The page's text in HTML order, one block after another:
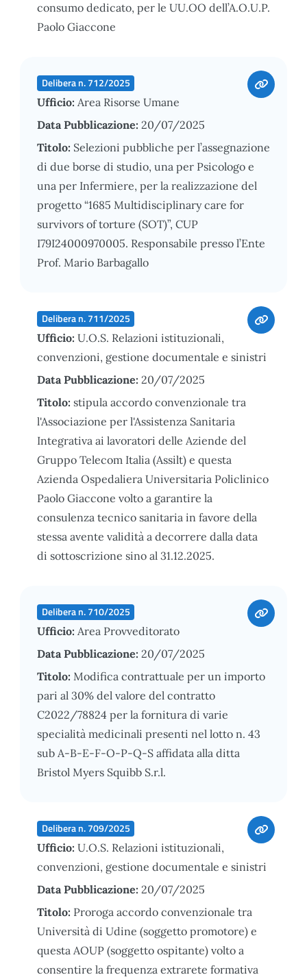
consumo dedicato, per le UU.OO dell’A.O.U.P.
Paolo Giaccone
Delibera n. 712/2025
Ufficio: Area Risorse Umane
Data Pubblicazione: 20/07/2025
Titolo: Selezioni pubbliche per l’assegnazione
di due borse di studio, una per Psicologo e
una per Infermiere, per la realizzazione del
progetto “1685 Multidisciplinary care for
survivors of torture (SOT)”, CUP
I79I24000970005. Responsabile presso l’Ente
Prof. Mario Barbagallo
Delibera n. 711/2025
Ufficio: U.O.S. Relazioni istituzionali,
convenzioni, gestione documentale e sinistri
Data Pubblicazione: 20/07/2025
Titolo: stipula accordo convenzionale tra
l'Associazione per l'Assistenza Sanitaria
Integrativa ai lavoratori delle Aziende del
Gruppo Telecom Italia (Assilt) e questa
Azienda Ospedaliera Universitaria Policlinico
Paolo Giaccone volto a garantire la
consulenza tecnico sanitaria in favore della
stessa avente validità a decorrere dalla data
di sottoscrizione sino al 31.12.2025.
Delibera n. 710/2025
Ufficio: Area Provveditorato
Data Pubblicazione: 20/07/2025
Titolo: Modifica contrattuale per un importo
pari al 30% del valore del contratto
C2022/78824 per la fornitura di varie
specialità medicinali presenti nel lotto n. 43
sub A-B-E-F-O-P-Q-S affidata alla ditta
Bristol Myers Squibb S.r.l.
Delibera n. 709/2025
Ufficio: U.O.S. Relazioni istituzionali,
convenzioni, gestione documentale e sinistri
Data Pubblicazione: 20/07/2025
Titolo: Proroga accordo convenzionale tra
Università di Udine (soggetto promotore) e
questa AOUP (soggetto ospitante) volto a
consentire la frequenza extrarete formativa